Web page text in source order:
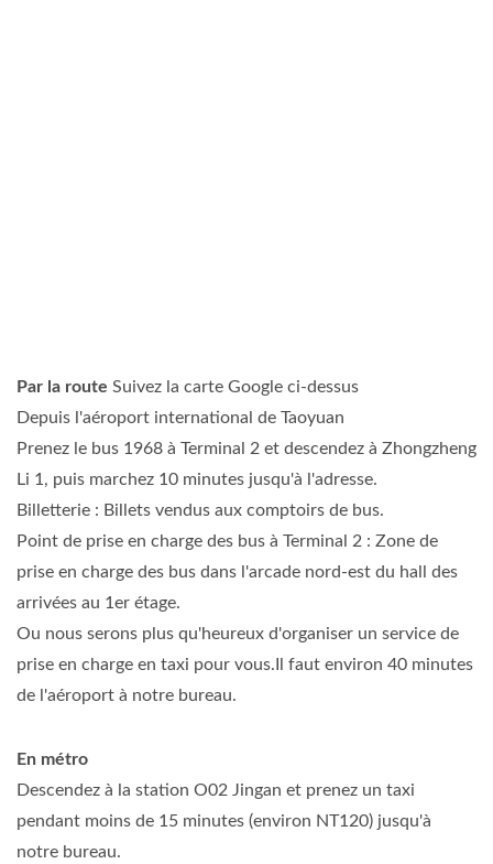
Par la route Suivez la carte Google ci-dessus
Depuis l'aéroport international de Taoyuan
Prenez le bus 1968 à Terminal 2 et descendez à Zhongzheng
Li 1, puis marchez 10 minutes jusqu'à l'adresse.
Billetterie : Billets vendus aux comptoirs de bus.
Point de prise en charge des bus à Terminal 2 : Zone de
prise en charge des bus dans l'arcade nord-est du hall des
arrivées au 1er étage.
Ou nous serons plus qu'heureux d'organiser un service de
prise en charge en taxi pour vous.Il faut environ 40 minutes
de l'aéroport à notre bureau.
En métro
Descendez à la station O02 Jingan et prenez un taxi
pendant moins de 15 minutes (environ NT120) jusqu'à
notre bureau.